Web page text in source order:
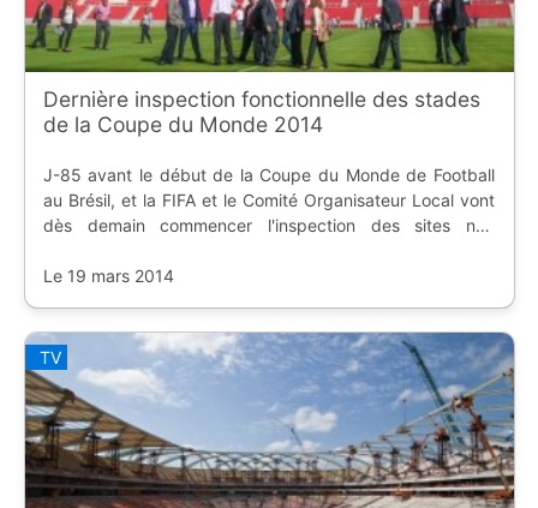
Dernière inspection fonctionnelle des stades
de la Coupe du Monde 2014
J-85 avant le début de la Coupe du Monde de Football
au Brésil, et la FIFA et le Comité Organisateur Local vont
dès demain commencer l'inspection des sites non
stades.
Le 19 mars 2014
TV